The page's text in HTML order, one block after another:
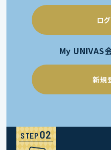
ロ
My UNIVAS
新規
STEP